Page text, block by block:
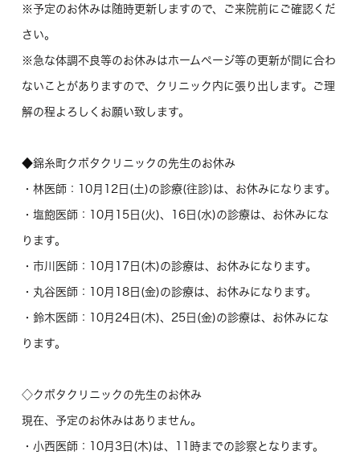
※予定のお休みは随時更新しますので、ご来院前にご確認くだ
さい。
※急な体調不良等のお休みはホームページ等の更新が間に合わ
ないことがありますので、クリニック内に張り出します。ご理
解の程よろしくお願い致します。
◆錦糸町クボタクリニックの先生のお休み
・林医師：10月12日(土)の診療(往診)は、お休みになります。
・塩飽医師：10月15日(火)、16日(水)の診療は、お休みにな
ります。
・市川医師：10月17日(木)の診療は、お休みになります。
・丸谷医師：10月18日(金)の診療は、お休みになります。
・鈴木医師：10月24日(木)、25日(金)の診療は、お休みにな
ります。
◇クボタクリニックの先生のお休み
現在、予定のお休みはありません。
・小西医師：10月3日(木)は、11時までの診察となります。